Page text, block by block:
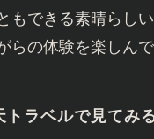
もできる素晴らし
らの体験を楽しんで
トラベルで見てみ